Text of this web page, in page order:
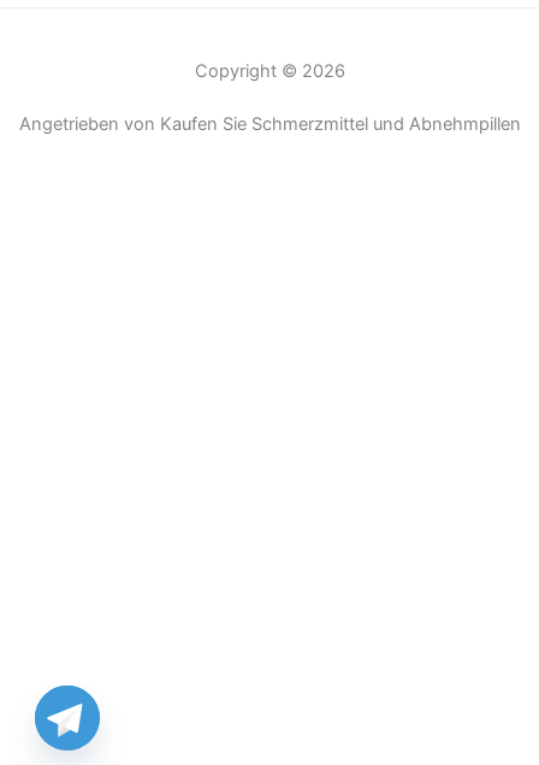
Copyright © 2026
Angetrieben von Kaufen Sie Schmerzmittel und Abnehmpillen